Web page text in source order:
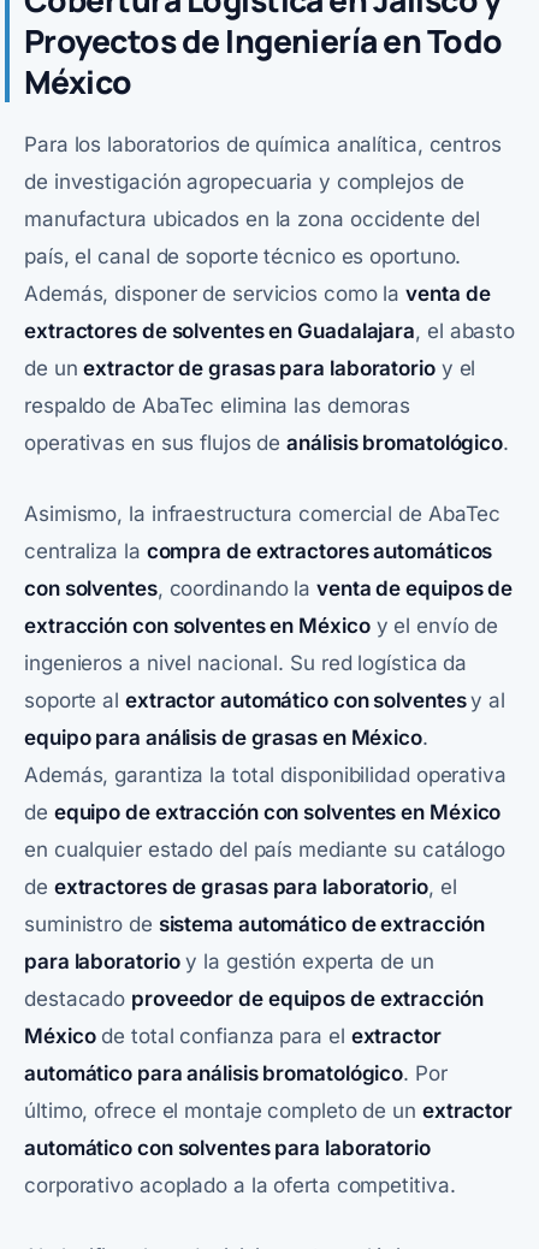
Proyectos de Ingeniería en Todo
México
Para los laboratorios de química analítica, centros
de investigación agropecuaria y complejos de
manufactura ubicados en la zona occidente del
país, el canal de soporte técnico es oportuno.
Además, disponer de servicios como laventa de
extractores de solventes en Guadalajara, el abasto
de unextractor de grasas para laboratorioy el
respaldo de AbaTec elimina las demoras
operativas en sus flujos deanálisis bromatológico.
Asimismo, la infraestructura comercial de AbaTec
centraliza la compra de extractores automáticos
con solventes, coordinando laventa de equipos de
extracción con solventes en Méxicoy el envío de
ingenieros a nivel nacional. Su red logística da
soporte al extractor automático con solventesy al
equipo para análisis de grasas en México.
Además, garantiza la total disponibilidad operativa
de equipo de extracción con solventes en México
en cualquier estado del país mediante su catálogo
de extractores de grasas para laboratorio, el
suministro de sistema automático de extracción
para laboratorioy la gestión experta de un
destacado proveedor de equipos de extracción
Méxicode total confianza para el extractor
automático para análisis bromatológico. Por
último, ofrece el montaje completo de un extractor
automático con solventes para laboratorio
corporativo acoplado a la oferta competitiva.